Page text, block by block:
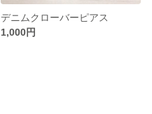
デニムクローバーピアス
1,000円